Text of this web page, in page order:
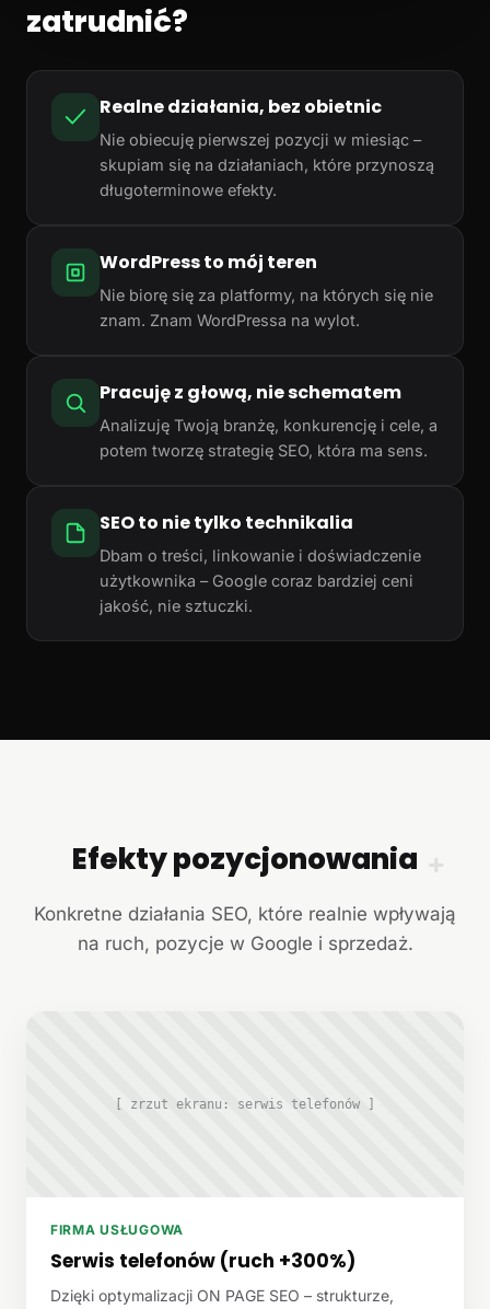
zatrudnić?
Realne działania, bez obietnic
Nie obiecuję pierwszej pozycji w miesiąc –
skupiam się na działaniach, które przynoszą
długoterminowe efekty.
WordPress to mój teren
Nie biorę się za platformy, na których się nie
znam. Znam WordPressa na wylot.
Pracuję z głową, nie schematem
Analizuję Twoją branżę, konkurencję i cele, a
potem tworzę strategię SEO, która ma sens.
SEO to nie tylko technikalia
Dbam o treści, linkowanie i doświadczenie
użytkownika – Google coraz bardziej ceni
jakość, nie sztuczki.
+
Efekty pozycjonowania
Konkretne działania SEO, które realnie wpływają
na ruch, pozycje w Google i sprzedaż.
[ zrzut ekranu: serwis telefonów ]
FIRMA USŁUGOWA
Serwis telefonów (ruch +300%)
Dzięki optymalizacji ON PAGE SEO – strukturze,